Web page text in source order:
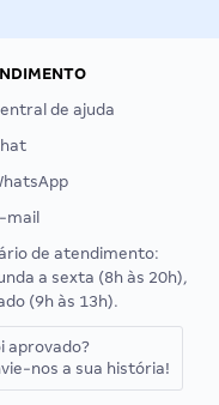
de ajuda
mail
de atendimento:
a sexta (8h às 20h),
(9h às 13h).
aprovado?
nos a sua história!